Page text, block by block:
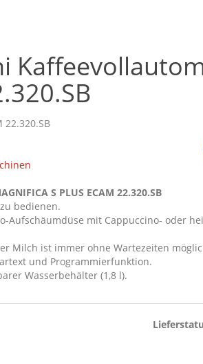
22.320.SB
S PLUS ECAM 22.320.SB
bedienen.
Aufschäumdüse mit Cappuccino- oder
Milch ist immer ohne Wartezeiten
und Programmierfunktion.
Wasserbehälter (1,8 l).